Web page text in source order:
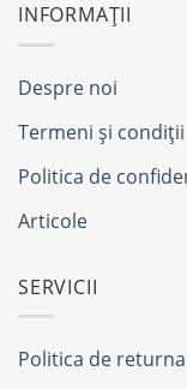
INFORMAȚII
Despre noi
Termeni și condiții
Politica de
Articole
SERVICII
Politica de